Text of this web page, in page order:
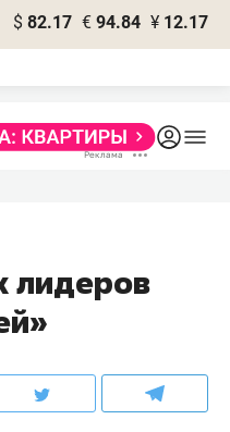
$ 82.17 € 94.84 ¥ 12.17
лидеров